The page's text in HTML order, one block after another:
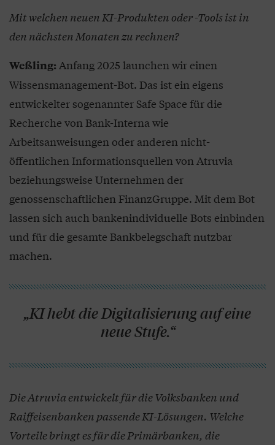
Mit welchen neuen KI-Produkten oder -Tools ist in
den nächsten Monaten zu rechnen?
Weßling: Anfang 2025 launchen wir einen
Wissensmanagement-Bot. Das ist ein eigens
entwickelter sogenannter Safe Space für die
Recherche von Bank-Interna wie
Arbeitsanweisungen oder anderen nicht-
öffentlichen Informationsquellen von Atruvia
beziehungsweise Unternehmen der
genossenschaftlichen FinanzGruppe. Mit dem Bot
lassen sich auch bankenindividuelle Bots einbinden
und für die gesamte Bankbelegschaft nutzbar
machen.
„KI hebt die Digitalisierung auf eine
neue Stufe.“
Die Atruvia entwickelt für die Volksbanken und
Raiffeisenbanken passende KI-Lösungen. Welche
Vorteile bringt es für die Primärbanken, die